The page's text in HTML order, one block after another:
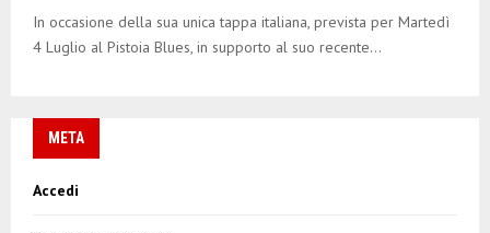
In occasione della sua unica tappa italiana, prevista per Martedì
4 Luglio al Pistoia Blues, in supporto al suo recente...
META
Accedi